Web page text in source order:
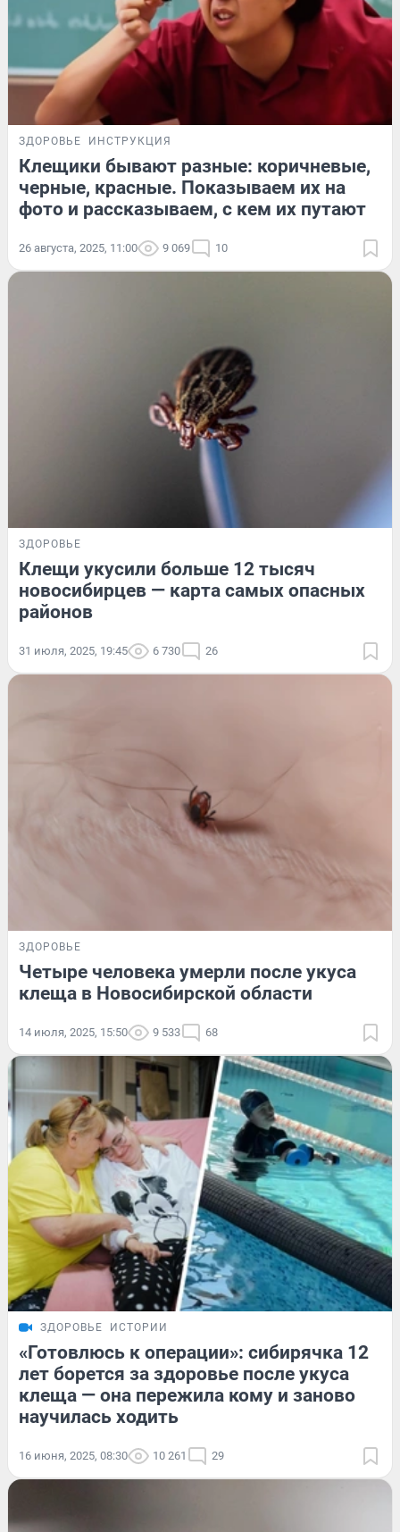
ЗДОРОВЬЕ ИНСТРУКЦИЯ
Клещики бывают разные: коричневые,
черные, красные. Показываем их на
фото и рассказываем, с кем их путают
26 августа, 2025, 11:00 9 069 10
ЗДОРОВЬЕ
Клещи укусили больше 12 тысяч
новосибирцев — карта самых опасных
районов
31 июля, 2025, 19:45 6 730 26
ЗДОРОВЬЕ
Четыре человека умерли после укуса
клеща в Новосибирской области
14 июля, 2025, 15:50 9 533 68
ЗДОРОВЬЕ ИСТОРИИ
«Готовлюсь к операции»: сибирячка 12
лет борется за здоровье после укуса
клеща — она пережила кому и заново
научилась ходить
16 июня, 2025, 08:30 10 261 29